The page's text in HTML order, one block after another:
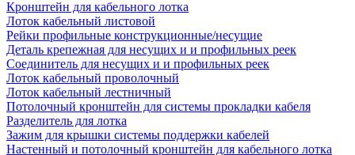
Кронштейн для кабельного лотка
Лоток кабельный листовой
Рейки профильные конструкционные/несущие
Деталь крепежная для несущих и и профильных реек
Соединитель для несущих и и профильных реек
Лоток кабельный проволочный
Лоток кабельный лестничный
Потолочный кронштейн для системы прокладки кабеля
Разделитель для лотка
Зажим для крышки системы поддержки кабелей
Настенный и потолочный кронштейн для кабельного лотка